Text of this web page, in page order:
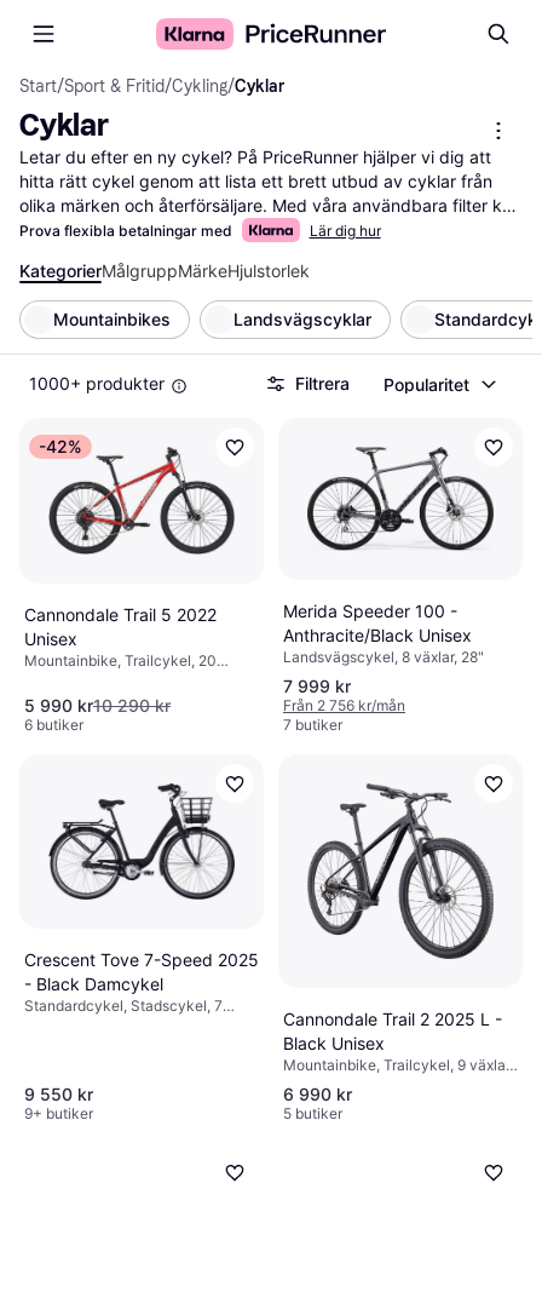
Start/Sport & Fritid/Cykling/Cyklar
Cyklar
Letar du efter en ny cykel? På PriceRunner hjälper vi dig att
hitta rätt cykel genom att lista ett brett utbud av cyklar från
olika märken och återförsäljare. Med våra användbara filter kan
du enkelt sortera efter typ, pris, ramstorlek och andra viktiga
passar dina behov och din budget. Du kan också läsa
användarrecensioner för att få en bättre förståelse för vad
andra tycker om produkterna. Vi ser till att du alltid har tillgång
till de senaste erbjudandena och de mest konkurrenskraftiga
priserna. Oavsett om du letar efter en mountainbike,
landsvägscykel eller en stadscykel, hjälper vi dig att göra det
valuta för pengarna!
Mer om cyklar »
Prova flexibla betalningar med Lär dig hur
KategorierMålgruppMärkeHjulstorlek
Mountainbikes Landsvägscyklar
1000+ produkter Filtrera Popularitet
-42%
Cannondale Trail 5 2022
Unisex
Mountainbike, Trailcykel, 20
5 990 kr10 290 kr
6 butiker
Merida Speeder 100 -
Anthracite/Black Unisex
Landsvägscykel, 8 växlar, 28"
7 999 kr
Från 2 756 kr/mån
7 butiker
Crescent Tove 7-Speed 2025
- Black Damcykel
Standardcykel, Stadscykel, 7
9 550 kr
9+ butiker
Cannondale Trail 2 2025 L -
Black Unisex
Mountainbike, Trailcykel, 9 växlar,
29"
6 990 kr
5 butiker